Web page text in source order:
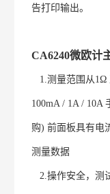
告打印输出。
CA6240微欧计
1.测量范围从1Ω
100mA / 1A / 10A
购) 前面板具有电
测量数据
2.操作安全，测